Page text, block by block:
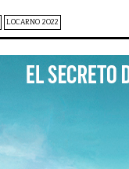
LOCARNO 2022